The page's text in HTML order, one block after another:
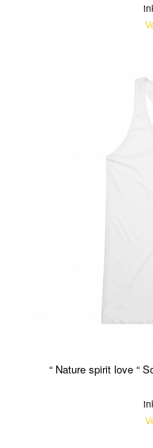
“ Nature spirit love “